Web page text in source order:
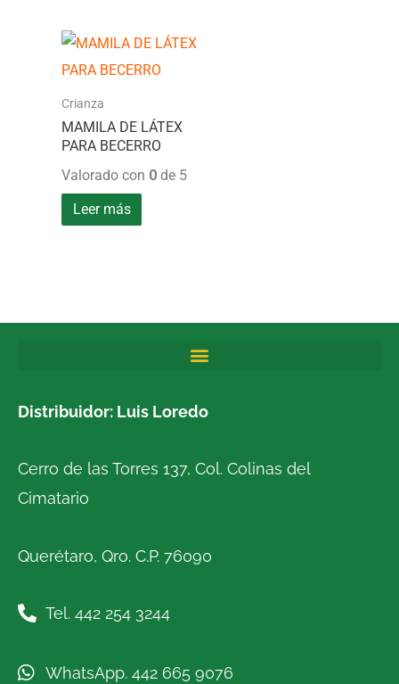
Crianza
MAMILA DE LÁTEX
PARA BECERRO
Valorado con 0 de 5
Leer más
Distribuidor: Luis Loredo
Cerro de las Torres 137, Col. Colinas del
Cimatario
Querétaro, Qro. C.P. 76090
Tel. 442 254 3244
WhatsApp. 442 665 9076